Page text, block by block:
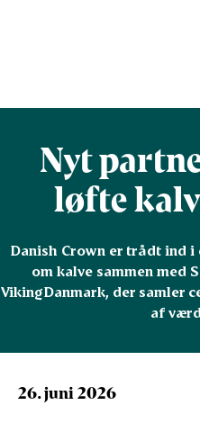
Nyt
løfte
Danish Crown er trådt ind
om kalve sammen med
VikingDanmark, der samler
af
26. juni 2026